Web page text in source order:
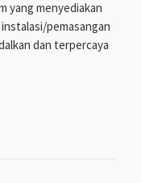
yang menyediakan
pemasangan
dan terpercaya